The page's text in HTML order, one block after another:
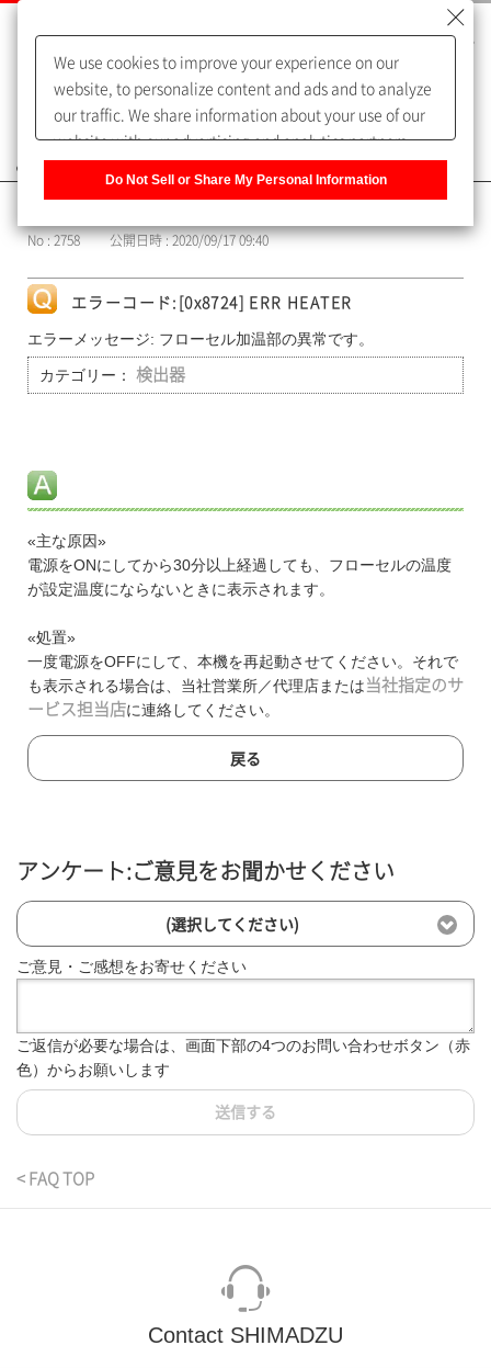
よくあるご質問（FAQ）
No : 2758 公開日時 : 2020/09/17 09:40
エラーコード:[0x8724] ERR HEATER
エラーメッセージ: フローセル加温部の異常です。
カテゴリー： 検出器
«主な原因»
電源をONにしてから30分以上経過しても、フローセルの温度
が設定温度にならないときに表示されます。
«処置»
一度電源をOFFにして、本機を再起動させてください。それで
も表示される場合は、当社営業所／代理店または 当社指定のサ
ービス担当店に連絡してください。
戻る
アンケート:ご意見をお聞かせください
(選択してください)
ご意見・ご感想をお寄せください
ご返信が必要な場合は、画面下部の4つのお問い合わせボタン（赤
色）からお願いします
送信する
< FAQ TOP
Contact SHIMADZU
We use cookies to improve your experience on our
website, to personalize content and ads and to analyze
our traffic. We share information about your use of our
website with our advertising and analytics partners,
of our sharing information about you with our partners.
Information] to customize your cookie settings on our
Do Not Sell or Share My Personal Information